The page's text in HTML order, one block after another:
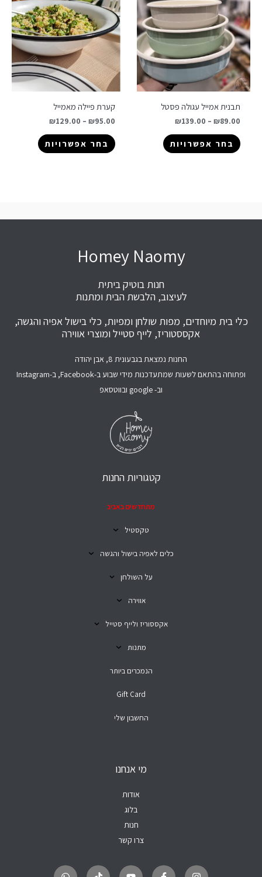
תבנית אמייל עגולה פסטל
₪89.00
–
₪139.00
בחר אפשרויות
קערת פיילה מאמייל
₪95.00
–
₪129.00
בחר אפשרויות
Homey Naomy
חנות בוטיק ביתית
לעיצוב, הלבשת הבית ומתנות
כלי בית מיוחדים, מפות שולחן ומפיות, כלי בישול אפיה והגשה,
אקססטוריז, לייף סטייל ומוצרי אווירה
החנות נמצאת בגבעונית 8, אבן יהודה
ופתוחה בהתאם לשעות שמתעדכנות מידי שבוע ב-Facebook, ב-Instagram
וב- google ובווטסאפ
קטגוריות החנות
מתחדשים באביב
טקסטיל
כלים לאפיה בישול והגשה
על השולחן
אווירה
אקססוריז ולייף סטייל
מתנות
הנמכרים ביותר
Gift Card
החשבון שלי
מי אנחנו
אודות
בלוג
חנות
צרו קשר
I
n
F
a
Y
o
T
i
W
h